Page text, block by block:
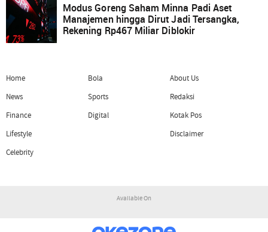
Modus Goreng Saham Minna Padi Aset
Manajemen hingga Dirut Jadi Tersangka,
Rekening Rp467 Miliar Diblokir
Home
News
Finance
Lifestyle
Celebrity
Bola
Sports
Digital
About Us
Redaksi
Kotak Pos
Disclaimer
Available On